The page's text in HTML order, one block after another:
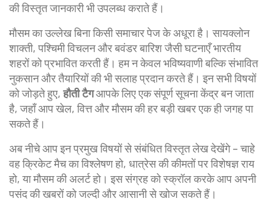
की विस्तृत जानकारी भी उपलब्ध कराते हैं।
मौसम का उल्लेख बिना किसी समाचार पेज के अधूरा है। सायक्लोन
शाक्ती, पश्चिमी विचलन और बवंडर बारिश जैसी घटनाएँ भारतीय
शहरों को प्रभावित करती हैं। हम न केवल भविष्यवाणी बल्कि संभावित
नुकसान और तैयारियों की भी सलाह प्रदान करते हैं। इन सभी विषयों
को जोड़ते हुए,हौती टैगआपके लिए एक संपूर्ण सूचना केंद्र बन जाता
है, जहाँ आप खेल, वित्त और मौसम की हर बड़ी खबर एक ही जगह पा
सकते हैं।
अब नीचे आप इन प्रमुख विषयों से संबंधित विस्तृत लेख देखेंगे – चाहे
वह क्रिकेट मैच का विश्लेषण हो, धात्रेस की कीमतों पर विशेषज्ञ राय
हो, या मौसम की अलर्ट हो। इस संग्रह को स्क्रॉल करके आप अपनी
पसंद की खबरों को जल्दी और आसानी से खोज सकते हैं।